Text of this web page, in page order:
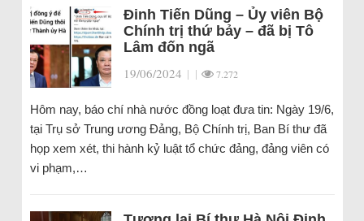
Đinh Tiến Dũng – Ủy viên Bộ
Chính trị thứ bảy – đã bị Tô
Lâm đốn ngã
19/06/2024 | | 7.272
Hôm nay, báo chí nhà nước đồng loạt đưa tin: Ngày 19/6,
tại Trụ sở Trung ương Đảng, Bộ Chính trị, Ban Bí thư đã
họp xem xét, thi hành kỷ luật tổ chức đảng, đảng viên có
vi phạm,…